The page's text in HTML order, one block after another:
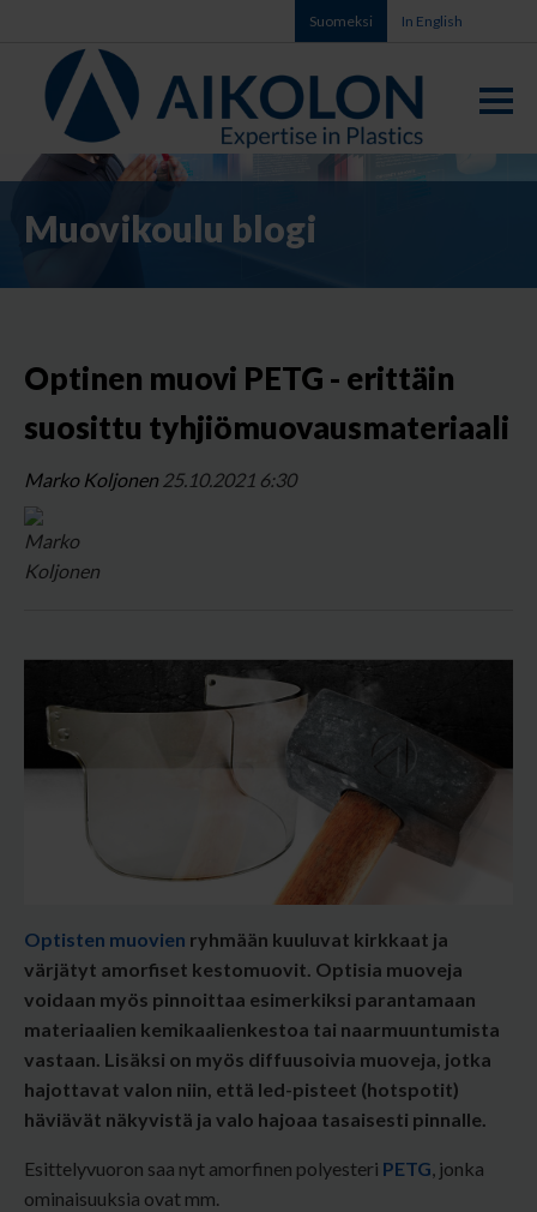
Suomeksi In English
Muovikoulu blogi
Optinen muovi PETG - erittäin
suosittu tyhjiömuovausmateriaali
Marko Koljonen 25.10.2021 6:30
Optisten muovien ryhmään kuuluvat kirkkaat ja
värjätyt amorfiset kestomuovit. Optisia muoveja
voidaan myös pinnoittaa esimerkiksi parantamaan
materiaalien kemikaalienkestoa tai naarmuuntumista
vastaan. Lisäksi on myös diffuusoivia muoveja, jotka
hajottavat valon niin, että led-pisteet (hotspotit)
häviävät näkyvistä ja valo hajoaa tasaisesti pinnalle.
Esittelyvuoron saa nyt amorfinen polyesteri PETG, jonka
ominaisuuksia ovat mm.